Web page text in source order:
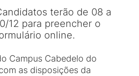
terão de 08 a
12 para preencher o
online.
Campus Cabedelo do
as disposições da